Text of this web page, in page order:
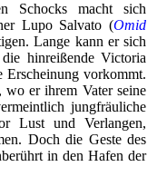
Schocks macht sich
Lupo Salvato (Omid
Lange kann er sich
hinreißende Victoria
vorkommt.
er ihrem Vater seine
jungfräuliche
Lust und Verlangen,
Doch die Geste des
in den Hafen der